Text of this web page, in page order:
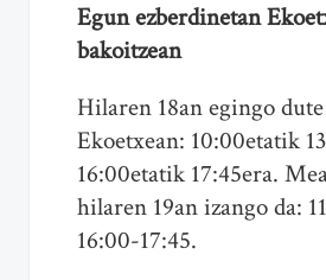
Egun ezberdinetan
bakoitzean
Hilaren 18an egingo
Ekoetxean: 10:00etatik
16:00etatik 17:45era.
hilaren 19an izango da:
16:00-17:45.